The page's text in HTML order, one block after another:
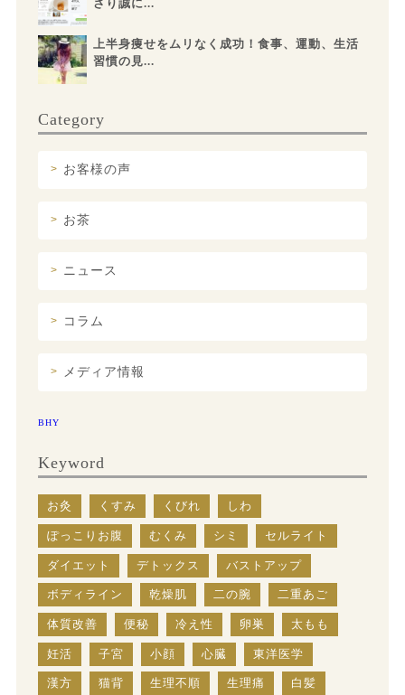
さり誠に...
上半身痩せをムリなく成功！食事、運動、生活
習慣の見...
Category
お客様の声
お茶
ニュース
コラム
メディア情報
BHY
Keyword
お灸 くすみ くびれ しわ
ぽっこりお腹 むくみ シミ セルライト
ダイエット デトックス バストアップ
ボディライン 乾燥肌 二の腕 二重あご
体質改善 便秘 冷え性 卵巣 太もも
妊活 子宮 小顔 心臓 東洋医学
漢方 猫背 生理不順 生理痛 白髪